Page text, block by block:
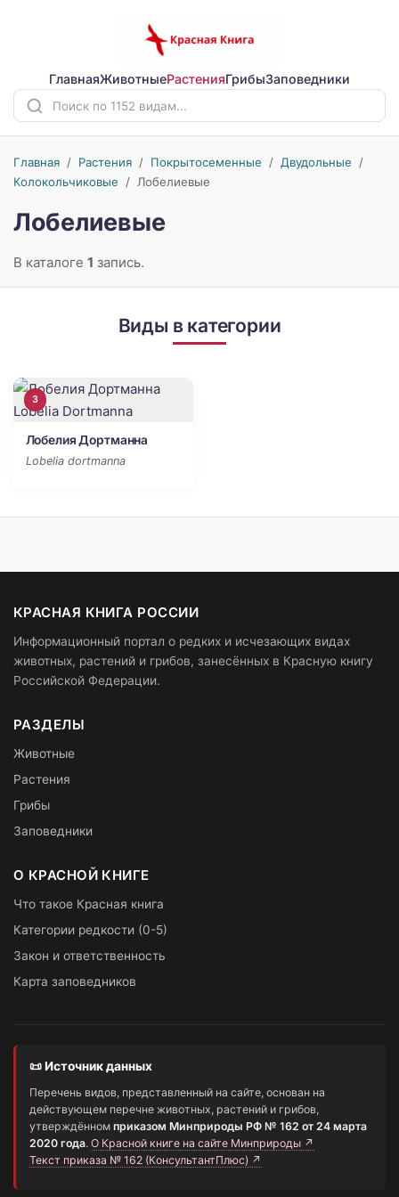
ГлавнаяЖивотныеРастенияГрибыЗаповедники
Главная / Растения / Покрытосеменные / Двудольные /
Колокольчиковые / Лобелиевые
Лобелиевые
В каталоге 1 запись.
Виды в категории
3
Лобелия Дортманна
Lobelia dortmanna
КРАСНАЯ КНИГА РОССИИ
Информационный портал о редких и исчезающих видах
животных, растений и грибов, занесённых в Красную книгу
Российской Федерации.
РАЗДЕЛЫ
Животные
Растения
Грибы
Заповедники
О КРАСНОЙ КНИГЕ
Что такое Красная книга
Категории редкости (0-5)
Закон и ответственность
Карта заповедников
📜 Источник данных
Перечень видов, представленный на сайте, основан на
действующем перечне животных, растений и грибов,
утверждённом приказом Минприроды РФ № 162 от 24 марта
2020 года. О Красной книге на сайте Минприроды ↗
Текст приказа № 162 (КонсультантПлюс) ↗